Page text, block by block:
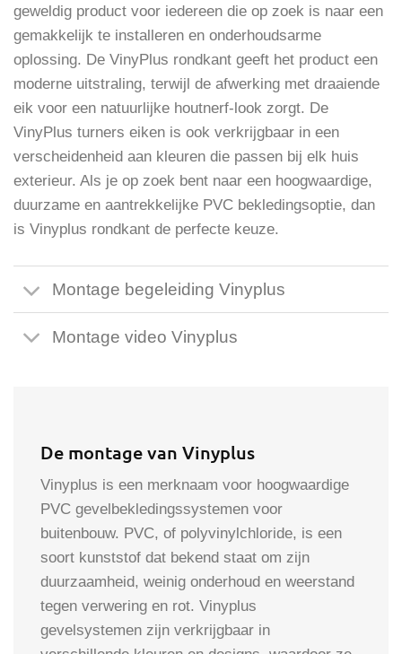
geweldig product voor iedereen die op zoek is naar een
gemakkelijk te installeren en onderhoudsarme
oplossing. De VinyPlus rondkant geeft het product een
moderne uitstraling, terwijl de afwerking met draaiende
eik voor een natuurlijke houtnerf-look zorgt. De
VinyPlus turners eiken is ook verkrijgbaar in een
verscheidenheid aan kleuren die passen bij elk huis
exterieur. Als je op zoek bent naar een hoogwaardige,
duurzame en aantrekkelijke PVC bekledingsoptie, dan
is Vinyplus rondkant de perfecte keuze.
Montage begeleiding Vinyplus
Montage video Vinyplus
De montage van Vinyplus
Vinyplus is een merknaam voor hoogwaardige
PVC gevelbekledingssystemen voor
buitenbouw. PVC, of ​​polyvinylchloride, is een
soort kunststof dat bekend staat om zijn
duurzaamheid, weinig onderhoud en weerstand
tegen verwering en rot. Vinyplus
gevelsystemen zijn verkrijgbaar in